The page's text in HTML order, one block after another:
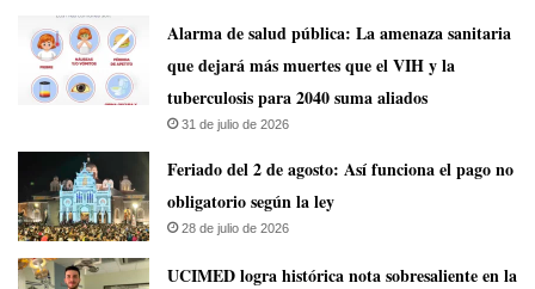
​Alarma de salud pública: La amenaza sanitaria
que dejará más muertes que el VIH y la
tuberculosis para 2040 suma aliados
31 de julio de 2026
Feriado del 2 de agosto: Así funciona el pago no
obligatorio según la ley
28 de julio de 2026
UCIMED logra histórica nota sobresaliente en la